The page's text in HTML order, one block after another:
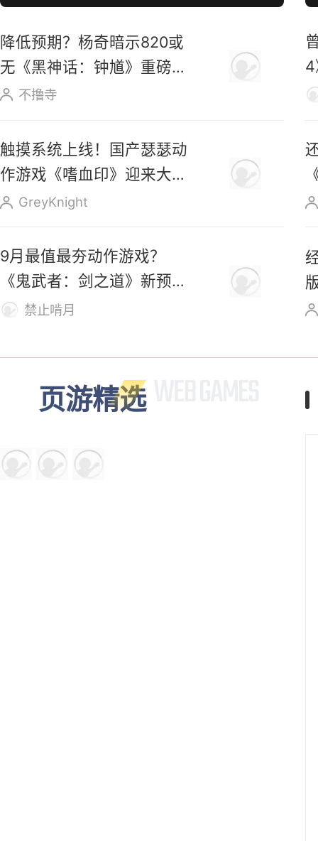
降低预期？杨奇暗示820或
无《黑神话：钟馗》重磅实
机内容
不撸寺
4
触摸系统上线！国产瑟瑟动
作游戏《嗜血印》迎来大更
新 GreyKnight
9月最值最夯动作游戏？
《鬼武者：剑之道》新预告
发布！禁止啃月
页游精选